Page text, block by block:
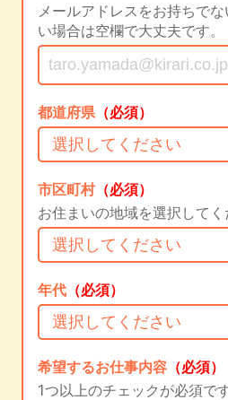
メールアドレスをお持ちで
い場合は空欄で大丈夫です。
都道府県 （必須）
市区町村（必須）
お住まいの地域を選択してく
年代 （必須）
希望するお仕事内容 （必須）
1つ以上のチェックが必須です